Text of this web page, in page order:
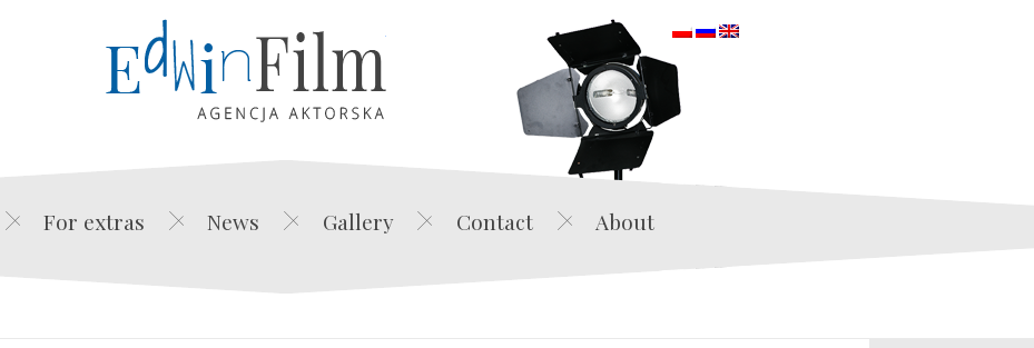
Edwin Film Agencja Aktorska
For extras News Gallery Contact About